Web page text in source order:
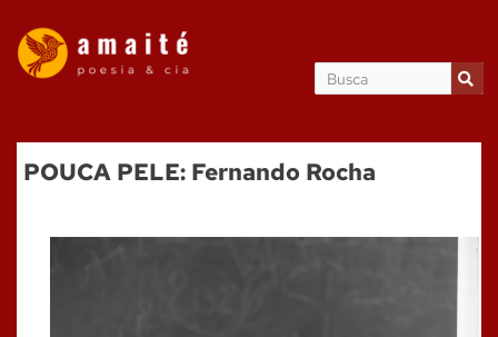
POUCA PELE: Fernando Rocha